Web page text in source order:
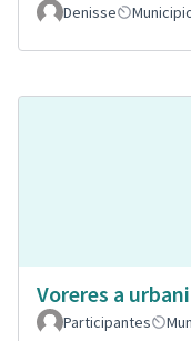
Denisse
Voreres a
Participantes